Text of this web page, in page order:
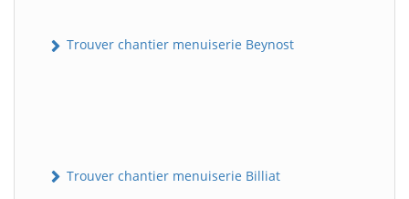
Trouver chantier menuiserie Beynost
Trouver chantier menuiserie Billiat